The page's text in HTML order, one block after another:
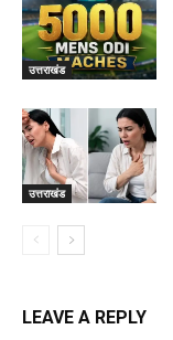
उत्तराखंड
उत्तराखंड
LEAVE A REPLY